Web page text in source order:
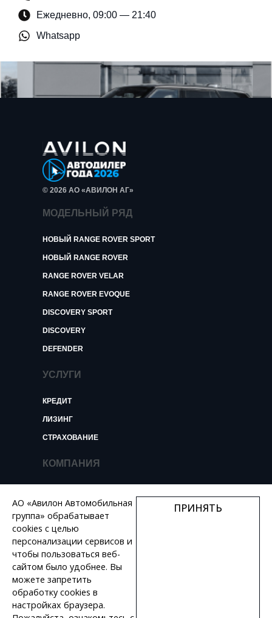
Ежедневно, 09:00 — 21:40
Whatsapp
© 2026 АО «АВИЛОН АГ»
МОДЕЛЬНЫЙ РЯД
НОВЫЙ RANGE ROVER SPORT
НОВЫЙ RANGE ROVER
RANGE ROVER VELAR
RANGE ROVER EVOQUE
DISCOVERY SPORT
DISCOVERY
DEFENDER
УСЛУГИ
КРЕДИТ
ЛИЗИНГ
СТРАХОВАНИЕ
КОМПАНИЯ
НОВОСТИ И ОБЗОРЫ
КОНТАКТЫ
ВАКАНСИИ
АО «Авилон Автомобильная
группа» обрабатывает
cookies с целью
персонализации сервисов и
чтобы пользоваться веб-
сайтом было удобнее. Вы
можете запретить
обработку сookies в
настройках браузера.
ПРИНЯТЬ